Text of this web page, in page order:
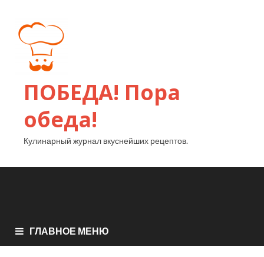
ПОБЕДА! Пора
обеда!
Кулинарный журнал вкуснейших рецептов.
ГЛАВНОЕ МЕНЮ